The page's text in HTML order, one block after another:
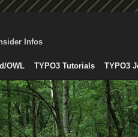
Infos
OWL TYPO3 Tutorials TYPO3